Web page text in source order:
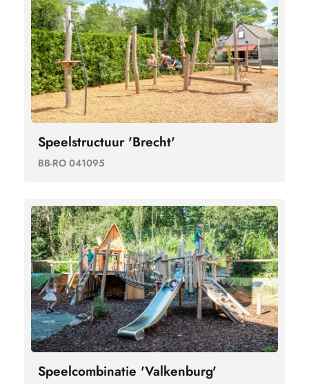
Speelstructuur 'Brecht'
BB-RO 041095
Speelcombinatie 'Valkenburg'